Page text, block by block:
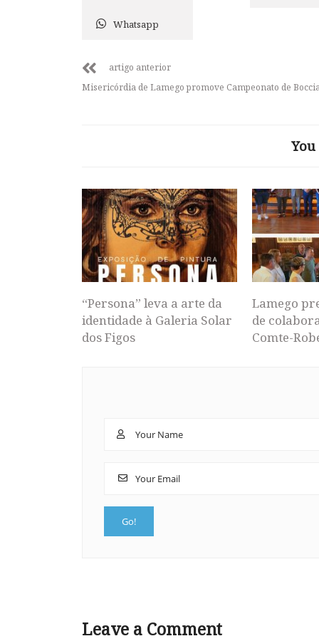
Whatsapp
artigo anterior
Misericórdia de Lamego promove Campeonato de
“Persona” leva a arte da
identidade à Galeria Solar
dos Figos
Lamego
de
Comte-
Leave a Comment